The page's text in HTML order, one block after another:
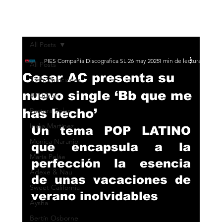
All Posts
33 Producciones
40 Urban
Pastora Soler
India Martínez
Monica Naranjo
María Peláe
Adexe & Nau
Sweet California
Aysha
Bertín Osborne
All Posts
Cesar AC presenta su
nuevo single ‘Bb que me
has hecho’
PIES Compañía Discografica SL 26 may 20251 min de lectura
Un tema POP LATINO
que encapsula a la
perfección la esencia
de unas vacaciones de
verano inolvidables